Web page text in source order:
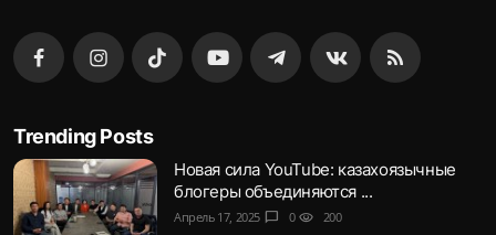
Trending Posts
Новая сила YouTube: казахоязычные
блогеры объединяются ...
Апрель 17, 2025 chat_bubble 0 visibility 200